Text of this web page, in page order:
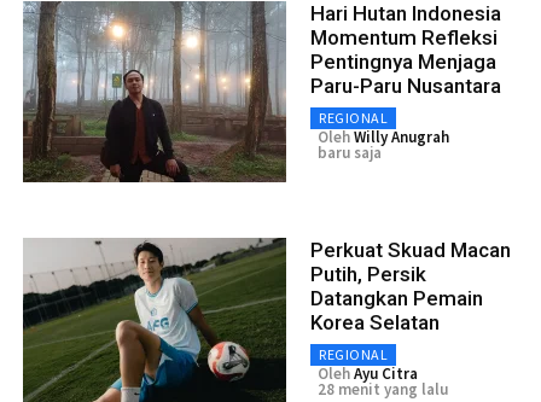
Hari Hutan Indonesia
Momentum Refleksi
Pentingnya Menjaga
Paru-Paru Nusantara
REGIONAL
OlehWilly Anugrah
baru saja
Perkuat Skuad Macan
Putih, Persik
Datangkan Pemain
Korea Selatan
REGIONAL
OlehAyu Citra
28 menit yang lalu